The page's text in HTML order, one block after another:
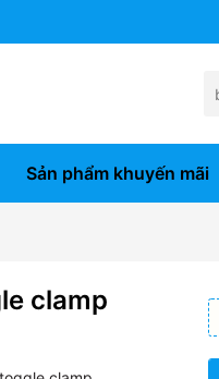
Sản phẩm khuyến mãi
clamp